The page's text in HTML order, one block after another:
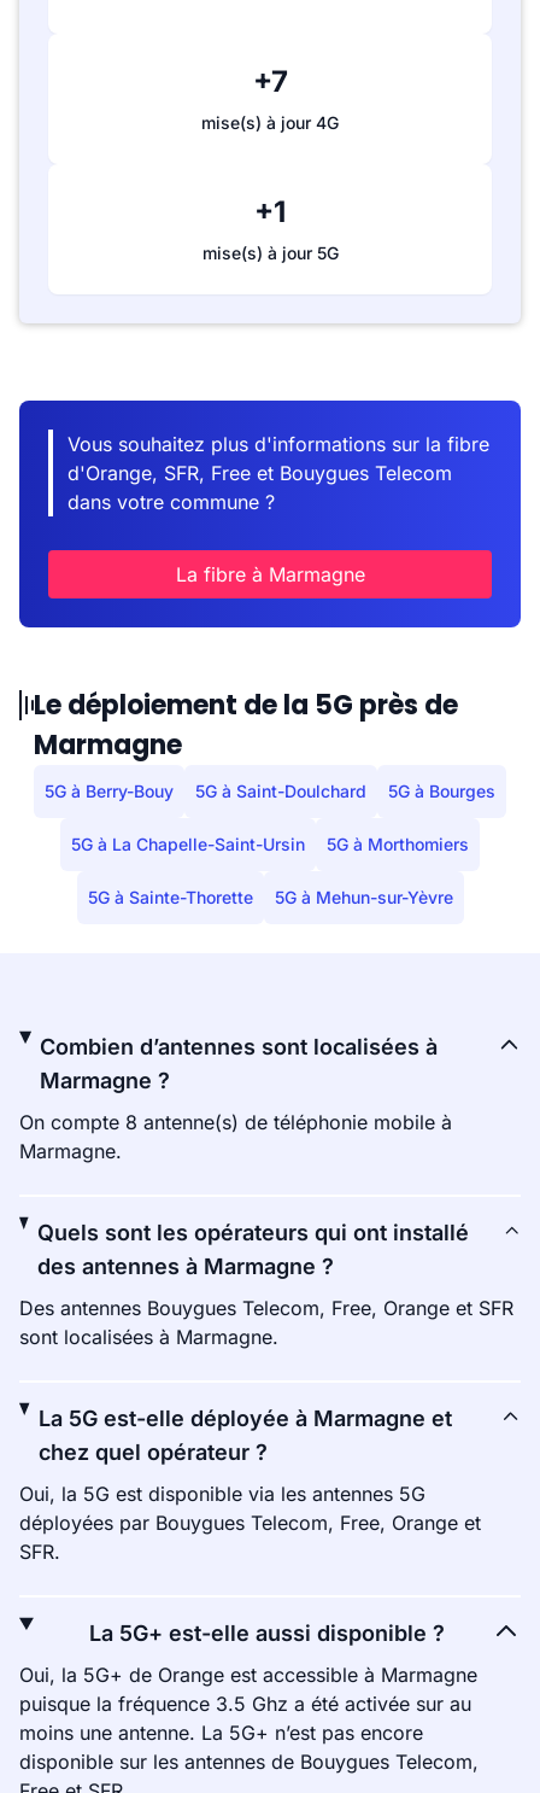
+7
mise(s) à jour 4G
+1
mise(s) à jour 5G
Vous souhaitez plus d'informations sur la fibre
d'Orange, SFR, Free et Bouygues Telecom
dans votre commune ?
La fibre à Marmagne
Le déploiement de la 5G près de
Marmagne
5G à Berry-Bouy 5G à Saint-Doulchard 5G à Bourges
5G à La Chapelle-Saint-Ursin 5G à Morthomiers
5G à Sainte-Thorette 5G à Mehun-sur-Yèvre
Combien d’antennes sont localisées à
Marmagne ?
On compte 8 antenne(s) de téléphonie mobile à
Marmagne.
Quels sont les opérateurs qui ont installé
des antennes à Marmagne ?
Des antennes Bouygues Telecom, Free, Orange et SFR
sont localisées à Marmagne.
La 5G est-elle déployée à Marmagne et
chez quel opérateur ?
Oui, la 5G est disponible via les antennes 5G
déployées par Bouygues Telecom, Free, Orange et
SFR.
La 5G+ est-elle aussi disponible ?
Oui, la 5G+ de Orange est accessible à Marmagne
puisque la fréquence 3.5 Ghz a été activée sur au
moins une antenne. La 5G+ n’est pas encore
disponible sur les antennes de Bouygues Telecom,